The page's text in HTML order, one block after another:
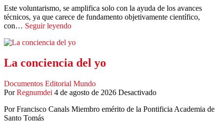
Este voluntarismo, se amplifica solo con la ayuda de los avances
técnicos, ya que carece de fundamento objetivamente científico,
con… Seguir leyendo
La conciencia del yo
Documentos Editorial Mundo
Por Regnumdei 4 de agosto de 2026 Desactivado
Por Francisco Canals Miembro emérito de la Pontificia Academia de
Santo Tomás